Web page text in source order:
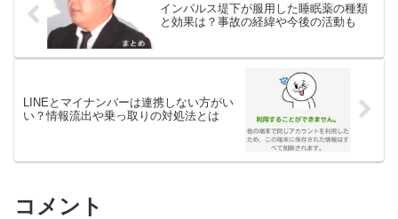
インパルス堤下が服用した睡眠薬の種類
と効果は？事故の経緯や今後の活動も
LINEとマイナンバーは連携しない方がい
い？情報流出や乗っ取りの対処法とは
コメント